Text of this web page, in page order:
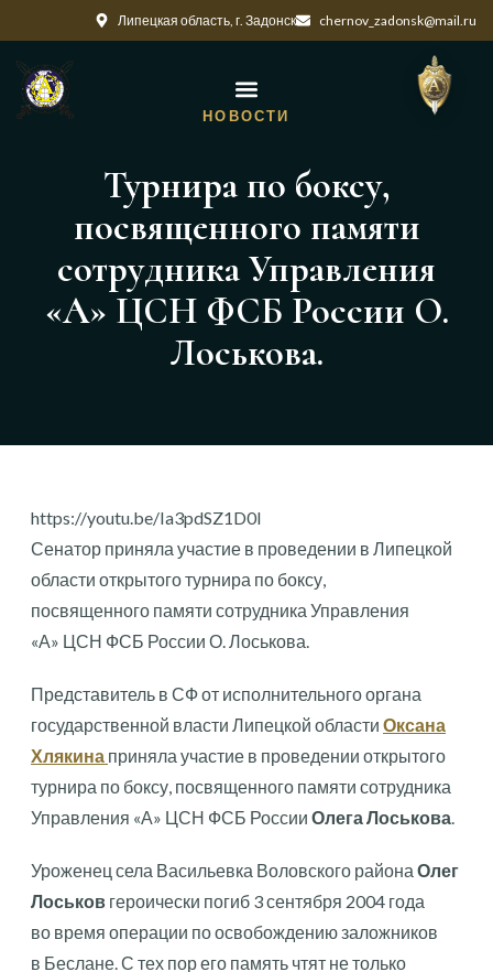
Липецкая область, г. Задонск chernov_zadonsk@mail.ru
НОВОСТИ
Турнира по боксу,
посвященного памяти
сотрудника Управления
«А» ЦСН ФСБ России О.
Лоськова.
https://youtu.be/Ia3pdSZ1D0I
Сенатор приняла участие в проведении в Липецкой
области открытого турнира по боксу,
посвященного памяти сотрудника Управления
«А» ЦСН ФСБ России О. Лоськова.
Представитель в СФ от исполнительного органа
государственной власти Липецкой области Оксана
Хлякина приняла участие в проведении открытого
турнира по боксу, посвященного памяти сотрудника
Управления «А» ЦСН ФСБ России Олега Лоськова.
Уроженец села Васильевка Воловского района Олег
Лоськов героически погиб 3 сентября 2004 года
во время операции по освобождению заложников
в Беслане. С тех пор его память чтят не только